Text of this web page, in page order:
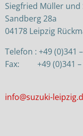
Siegfried Müller und
Sandberg 28a
04178 Leipzig
Telefon : +49 (0)341
Fax: +49 (0)341 –
info@suzuki-